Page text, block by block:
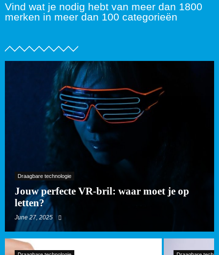
Vind wat je nodig hebt van meer dan 1800
merken in meer dan 100 categorieën
Draagbare technologie
Jouw perfecte VR-bril: waar moet je op
letten?
June 27, 2025